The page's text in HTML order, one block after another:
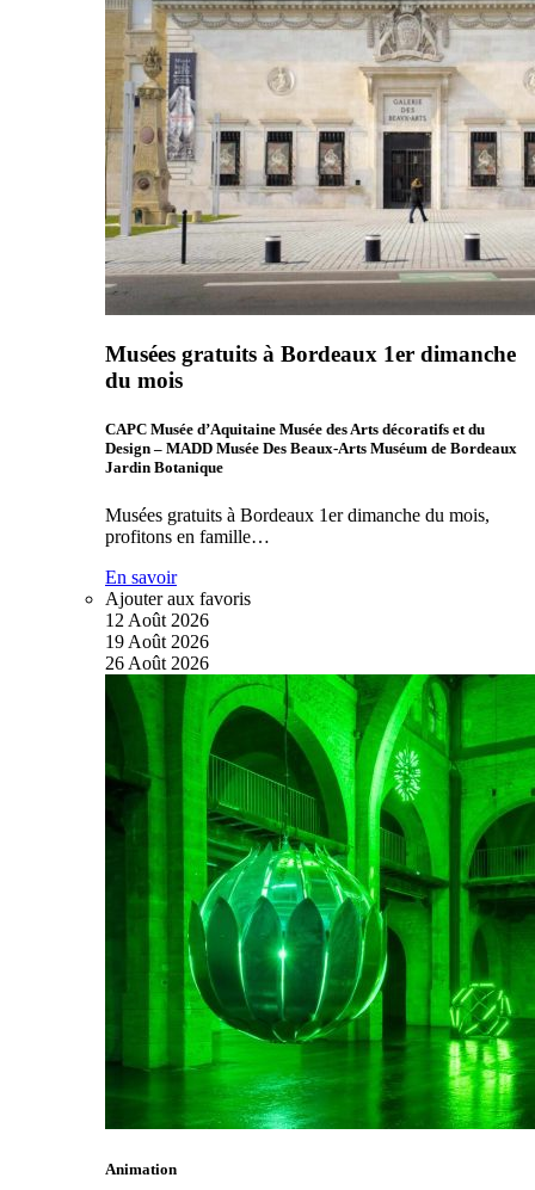
Musées gratuits à Bordeaux 1er dimanche
du mois
CAPC Musée d’Aquitaine Musée des Arts décoratifs et du
Design – MADD Musée Des Beaux-Arts Muséum de Bordeaux
Jardin Botanique
Musées gratuits à Bordeaux 1er dimanche du mois,
profitons en famille…
En savoir
Ajouter aux favoris
12 Août 2026
19 Août 2026
26 Août 2026
Animation